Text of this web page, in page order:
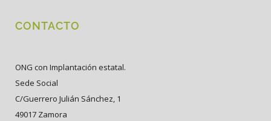
CONTACTO
ONG con Implantación estatal.
Sede Social
C/Guerrero Julián Sánchez, 1
49017 Zamora